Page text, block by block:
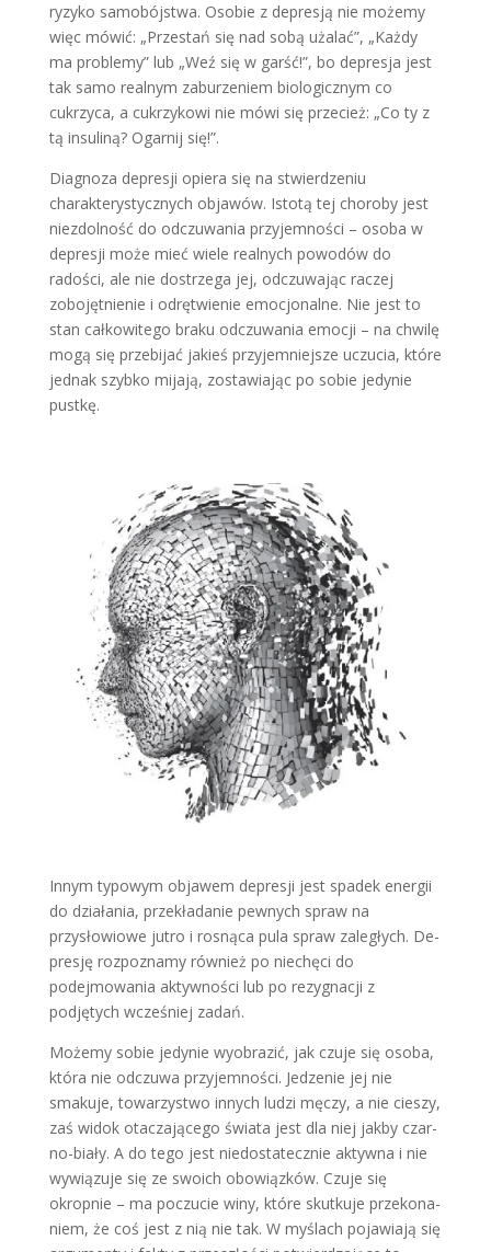
ryzyko samobójstwa. Oso­bie z depresją nie możemy
więc mówić: „Przestań się nad sobą użalać”, „Każdy
ma problemy” lub „Weź się w garść!”, bo depresja jest
tak samo realnym za­burzeniem biologicznym co
cukrzyca, a cukrzykowi nie mówi się przecież: „Co ty z
tą insuliną? Ogarnij się!”.
Diagnoza depresji opiera się na stwier­dzeniu
charakterystycznych objawów. Istotą tej choroby jest
niezdolność do odczuwania przyjemności – osoba w
de­presji może mieć wiele realnych powo­dów do
radości, ale nie dostrzega jej, odczuwając raczej
zobojętnienie i od­rętwienie emocjonalne. Nie jest to
stan całkowitego braku odczuwania emocji – na chwilę
mogą się przebijać jakieś przyjemniejsze uczucia, które
jednak szybko mijają, zostawiając po sobie je­dynie
pustkę.
Innym typowym objawem depresji jest spadek energii
do działania, przekłada­nie pewnych spraw na
przysłowiowe ju­tro i rosnąca pula spraw zaległych. De­
presję rozpoznamy również po niechęci do
podejmowania aktywności lub po rezygnacji z
podjętych wcześniej zadań.
Możemy sobie jedynie wyobrazić, jak czuje się osoba,
która nie odczuwa przyjemności. Jedze­nie jej nie
smakuje, towarzystwo innych ludzi męczy, a nie cieszy,
zaś widok otaczającego świata jest dla niej jakby czar­
no-biały. A do tego jest niedostatecznie aktywna i nie
wywiązuje się ze swo­ich obowiązków. Czuje się
okropnie – ma poczucie winy, które skutkuje przekona­
niem, że coś jest z nią nie tak. W myślach pojawiają się